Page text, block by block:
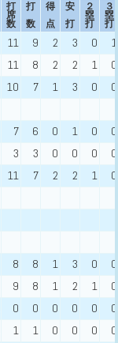
打
席
数
打
数
得
点
安
打
２
塁
打
３
塁
打
11 9 2 3 0
1
11 8 2 2 1
0
10 7 1 3 0
0
7 6 0 1 0
0
3 3 0 0 0
0
11 7 2 2 1
0
8 8 1 3 0
0
9 8 1 2 1
0
0 0 0 0 0
0
1 1 0 0 0
0